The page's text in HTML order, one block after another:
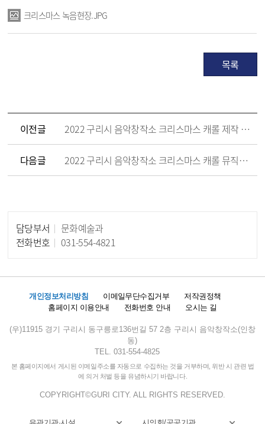
크리스마스 녹음현장.JPG
목록
이전글 2022 구리시 음악창작소 크리스마스 캐롤 제작 연습
다음글 2022 구리시 음악창작소 크리스마스 캐롤 뮤직비디오 촬영
담당부서
문화예술과
전화번호
031-554-4821
개인정보처리방침 이메일무단수집거부
저작권정책
홈페이지 이용안내
전화번호 안내 오시는 길
(우)11915 경기 구리시 동구릉로136번길 57 2층 구리시 음악창작소(인창
동)
TEL. 031-554-4825
본 홈페이지에서 게시된 이메일주소를 자동으로 수집하는 것을 거부하며, 위반 시 관련 법
에 의거 처벌 등을 유념하시기 바랍니다.
COPYRIGHT©GURI CITY. ALL RIGHTS RESERVED.